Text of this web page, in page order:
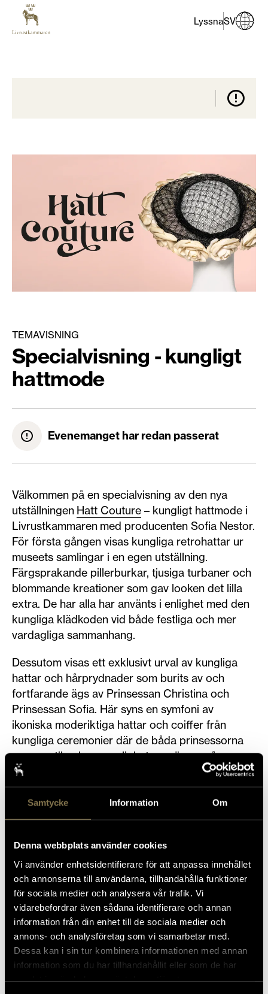
Samtycke Information Om
Denna webbplats använder cookies
Vi använder enhetsidentifierare för att anpassa innehållet
och annonserna till användarna, tillhandahålla funktioner
för sociala medier och analysera vår trafik. Vi
vidarebefordrar även sådana identifierare och annan
information från din enhet till de sociala medier och
annons- och analysföretag som vi samarbetar med.
Dessa kan i sin tur kombinera informationen med annan
information som du har tillhandahållit eller som de har
LyssnaSV
TEMAVISNING
Specialvisning - kungligt
hattmode
Evenemanget har redan passerat
Välkommen på en specialvisning av den nya
utställningen Hatt Couture – kungligt hattmode i
Livrustkammaren med producenten Sofia Nestor.
För första gången visas kungliga retrohattar ur
museets samlingar i en egen utställning.
Färgsprakande pillerburkar, tjusiga turbaner och
blommande kreationer som gav looken det lilla
extra. De har alla har använts i enlighet med den
kungliga klädkoden vid både festliga och mer
vardagliga sammanhang.
Dessutom visas ett exklusivt urval av kungliga
hattar och hårprydnader som burits av och
fortfarande ägs av Prinsessan Christina och
Prinsessan Sofia. Här syns en symfoni av
ikoniska moderiktiga hattar och coiffer från
kungliga ceremonier där de båda prinsessorna
genom stil och personlighet mer än en gång
”stulit showen”.
Pris
180 kronor
Entré till museet ingår i biljetten och gäller hela
dagen.
Slottsbacken 3
Praktisk information inför ditt besök:
Barnvagn:Det går tyvärr inte att ta med
barnvagnar in i museets utställningar. Det finns